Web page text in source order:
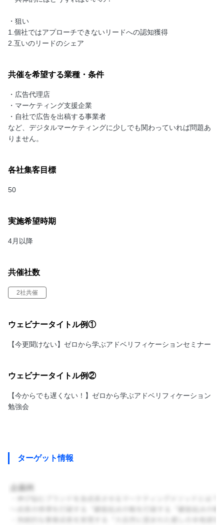
・狙い
1.個社ではアプローチできないリードへの認知獲得
2.互いのリードのシェア
共催を希望する業種・条件
・広告代理店
・マーケティング支援企業
・自社で広告を出稿する事業者
など、デジタルマーケティングに少しでも関わっていれば問題あ
りません。
各社集客目標
50
実施希望時期
4月以降
共催社数
2社共催
ウェビナータイトル例①
【今更聞けない】ゼロから学ぶアドベリフィケーションセミナー
ウェビナータイトル例②
【今からでも遅くない！】ゼロから学ぶアドベリフィケーション
勉強会
ターゲット情報